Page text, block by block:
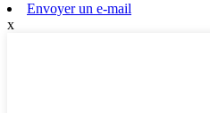
Envoyer un e-mail
x